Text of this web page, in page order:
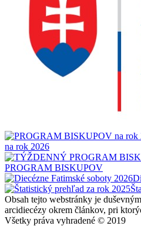
na rok 2026
PROGRAM BISKUPOV
Obsah tejto webstránky je
arcidiecézy okrem článkov, pri
Všetky práva vyhradené © 2019